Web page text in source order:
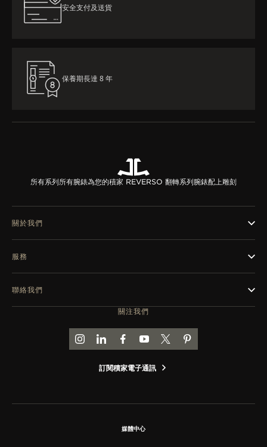
安全支付及送貨
保養期長達 8 年
所有系列所有腕錶為您的積家 REVERSO 翻轉系列腕錶配上雕刻
關注我們
前往積家 INSTAGRAM 頁面
前往積家 LINKEDIN 頁面
前往積家 FACEBOOK 頁面
前往積家 YOUTUBE 頁面
前往積家推特頁面
前往積家 PINTEREST
訂閱積家電子通訊
關於我們
服務
聯絡我們
媒體中心